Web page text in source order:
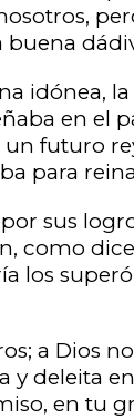
idónea,
en el
futuro
para
sus
como
los
a Dios
y deleita
en tu